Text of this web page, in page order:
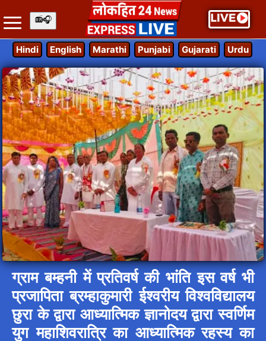
Hindi English Marathi Punjabi Gujarati Urdu
ग्राम बम्हनी में प्रतिवर्ष की भांति इस वर्ष भी
प्रजापिता ब्रम्हाकुमारी ईश्वरीय विश्वविद्यालय
छुरा के द्वारा आध्यात्मिक ज्ञानोदय द्वारा स्वर्णिम
युग महाशिवरात्रि का आध्यात्मिक रहस्य का